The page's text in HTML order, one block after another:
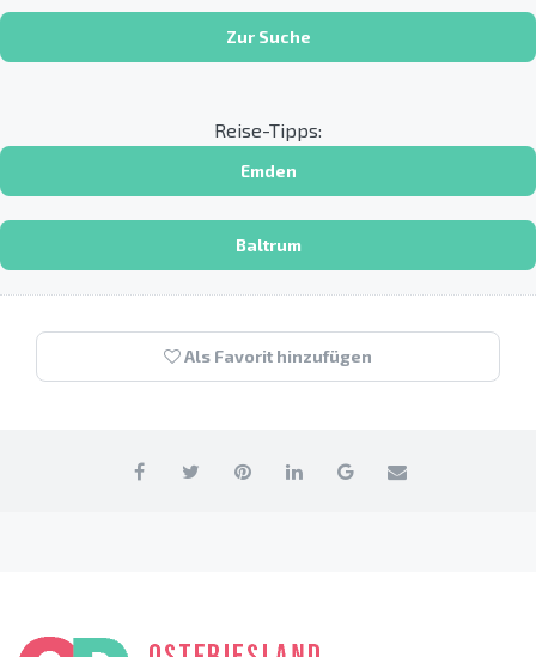
Zur Suche
Reise-Tipps:
Emden
Baltrum
Als Favorit hinzufügen